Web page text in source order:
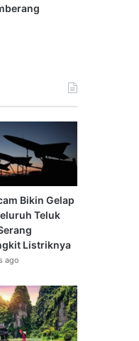
Bikin Gelap
Teluk
Listriknya
ago